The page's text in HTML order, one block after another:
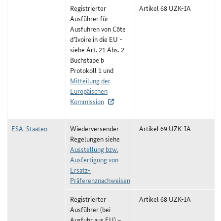
Registrierter
Ausführer für
Ausfuhren von Côte
d’Ivoire in die EU -
siehe Art. 21 Abs. 2
Buchstabe b
Protokoll 1 und
Mitteilung der
Europäischen
Kommission
Artikel 68 UZK-IA
ESA-Staaten
Wiederversender -
Regelungen siehe
Ausstellung bzw.
Ausfertigung von
Ersatz-
Präferenznachweisen
Artikel 69 UZK-IA
Registrierter
Ausführer (bei
Artikel 68 UZK-IA